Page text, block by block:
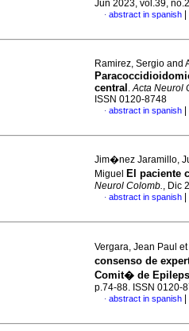
Jun 2023, vol.39,
· abstract in spanish
Ramirez, Sergio and
central .Acta Neurol
ISSN 0120-8748
· abstract in spanish
Jim�nez Jaramillo,
Miguel
El paciente
Neurol Colomb., Dic
· abstract in spanish
Vergara, Jean Paul
consenso de
Comit� de
p.74-88. ISSN 0120-
· abstract in spanish